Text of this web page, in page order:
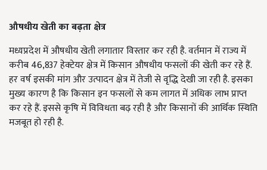
औषधीय खेती का बढ़ता क्षेत्र
मध्यप्रदेश में औषधीय खेती लगातार विस्तार कर रही है. वर्तमान में राज्य में
करीब 46,837 हेक्टेयर क्षेत्र में किसान औषधीय फसलों की खेती कर रहे हैं.
हर वर्ष इसकी मांग और उत्पादन क्षेत्र में तेजी से वृद्धि देखी जा रही है. इसका
मुख्य कारण है कि किसान इन फसलों से कम लागत में अधिक लाभ प्राप्त
कर रहे हैं. इससे कृषि में विविधता बढ़ रही है और किसानों की आर्थिक स्थिति
मजबूत हो रही है.